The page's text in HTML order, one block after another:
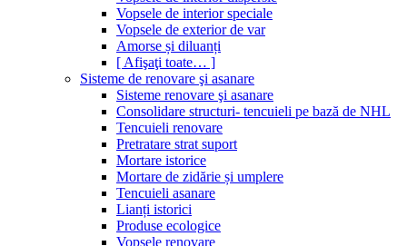
Vopsele de interior speciale
Vopsele de exterior de var
Amorse și diluanți
[ Afişaţi toate… ]
Sisteme de renovare şi asanare
Sisteme renovare şi asanare
Consolidare structuri- tencuieli pe bază de NHL
Tencuieli renovare
Pretratare strat suport
Mortare istorice
Mortare de zidărie și umplere
Tencuieli asanare
Lianți istorici
Produse ecologice
Vopsele renovare